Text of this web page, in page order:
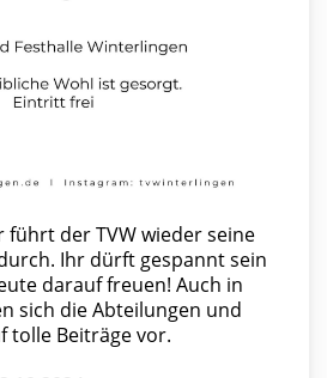
führt der TVW wieder seine
Ihr dürft gespannt sein
darauf freuen! Auch in
sich die Abteilungen und
tolle Beiträge vor.